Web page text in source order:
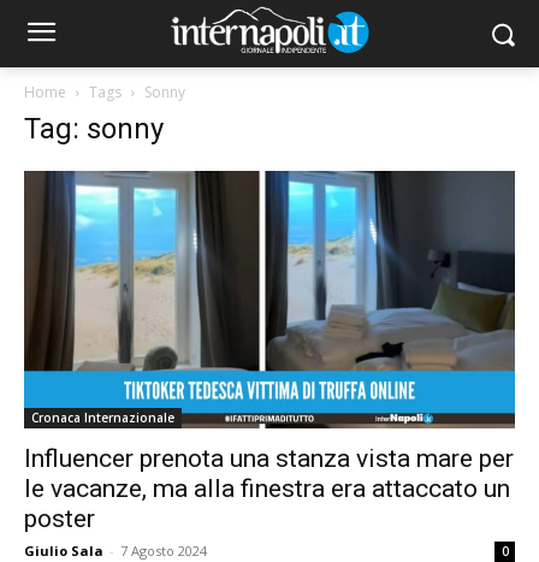
Home Tags Sonny
Tag: sonny
Cronaca Internazionale
Influencer prenota una stanza vista mare per
le vacanze, ma alla finestra era attaccato un
poster
Giulio Sala - 7 Agosto 2024 0